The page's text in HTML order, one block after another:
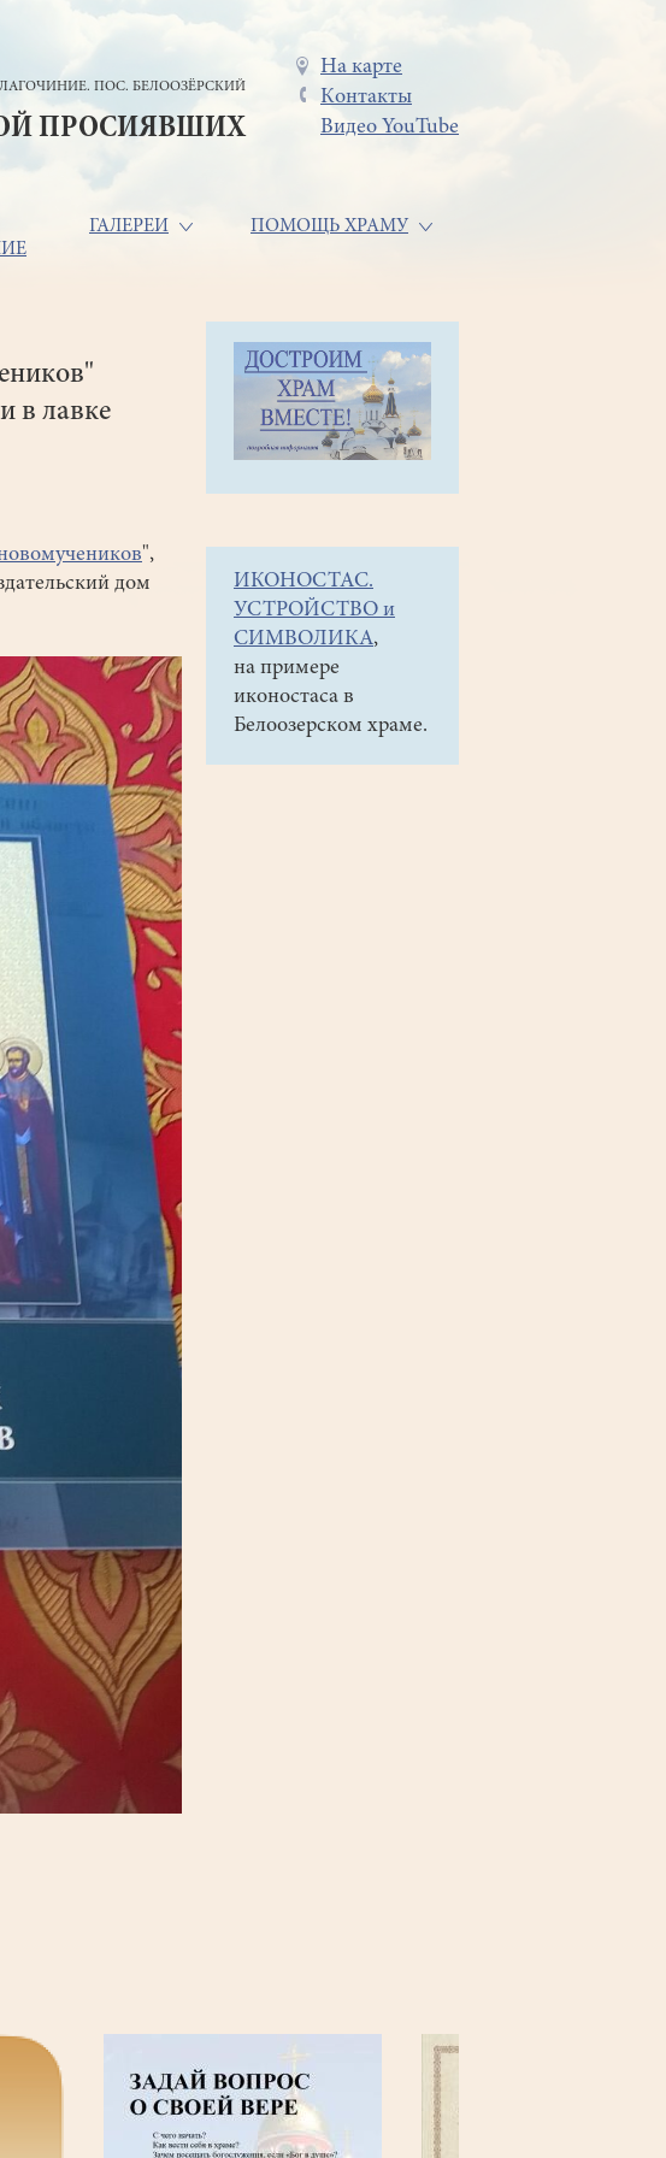
ПОС. БЕЛООЗЁРСКИЙ
ПРОСИЯВШИХ
Меню
в
На карте
Контакты
Видео YouTube
ГАЛЕРЕИ ПОМОЩЬ ХРАМУ
в лавке
",
дом
ИКОНОСТАС.
УСТРОЙСТВО и
СИМВОЛИКА,
на примере
иконостаса в
Белоозерском храме.